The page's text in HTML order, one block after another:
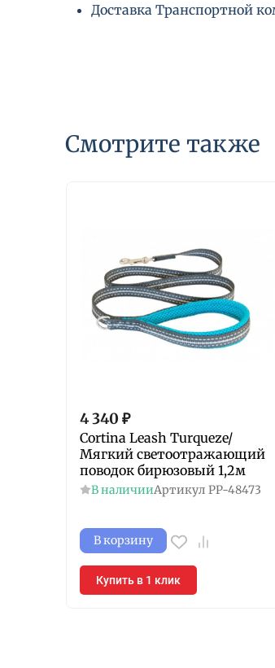
Доставка Транспортной
Смотрите также
4 340 ₽
Cortina Leash Turqueze/
Мягкий светоотражающий
поводок бирюзовый 1,2м
В наличииАртикул PP-48473
В корзину
Купить в 1 клик